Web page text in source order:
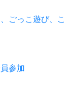
ごっこ遊び、こ
参加